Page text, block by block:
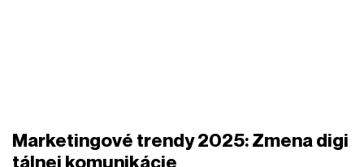
Marketingové trendy 2025: Zmena digi
tálnej komunikácie